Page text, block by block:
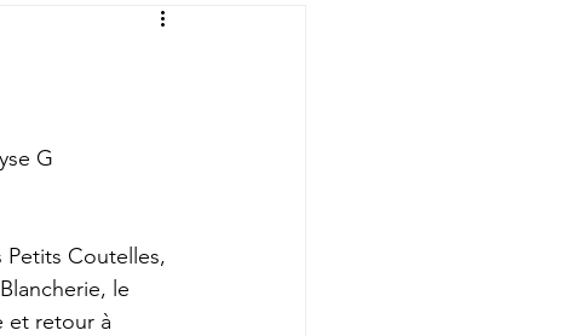
Albums 2025
G
Petits Coutelles,
le
et retour à